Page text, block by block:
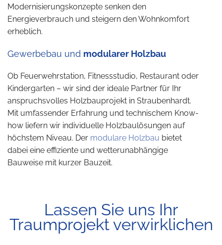
Modernisierungskonzepte senken den
Energieverbrauch und steigern den Wohnkomfort
erheblich.
Gewerbebau und modularer Holzbau
Ob Feuerwehrstation, Fitnessstudio, Restaurant oder
Kindergarten – wir sind der ideale Partner für Ihr
anspruchsvolles Holzbauprojekt in Straubenhardt.
Mit umfassender Erfahrung und technischem Know-
how liefern wir individuelle Holzbaulösungen auf
höchstem Niveau. Der modulare Holzbau bietet
dabei eine effiziente und wetterunabhängige
Bauweise mit kurzer Bauzeit.
Lassen Sie uns Ihr
Traumprojekt verwirklichen